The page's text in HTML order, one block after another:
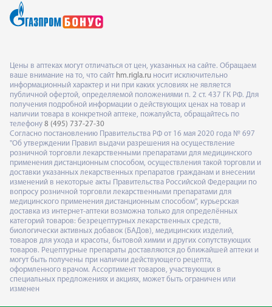
Цены в аптеках могут отличаться от цен, указанных на сайте. Обращаем
ваше внимание на то, что сайт hm.rigla.ru носит исключительно
информационный характер и ни при каких условиях не является
публичной офертой, определяемой положениями п. 2 ст. 437 ГК РФ. Для
получения подробной информации о действующих ценах на товар и
наличии товара в конкретной аптеке, пожалуйста, обращайтесь по
телефону 8 (495) 737-27-30
Согласно постановлению Правительства РФ от 16 мая 2020 года № 697
"Об утверждении Правил выдачи разрешения на осуществление
розничной торговли лекарственными препаратами для медицинского
применения дистанционным способом, осуществления такой торговли и
доставки указанных лекарственных препаратов гражданам и внесении
изменений в некоторые акты Правительства Российской Федерации по
вопросу розничной торговли лекарственными препаратами для
медицинского применения дистанционным способом", курьерская
доставка из интернет-аптеки возможна только для определённых
категорий товаров: безрецептурных лекарственных средств,
биологически активных добавок (БАДов), медицинских изделий,
товаров для ухода и красоты, бытовой химии и других сопутствующих
товаров. Рецептурные препараты доставляются до ближайшей аптеки и
могут быть получены при наличии действующего рецепта,
оформленного врачом. Ассортимент товаров, участвующих в
специальных предложениях и акциях, может быть ограничен или
изменен